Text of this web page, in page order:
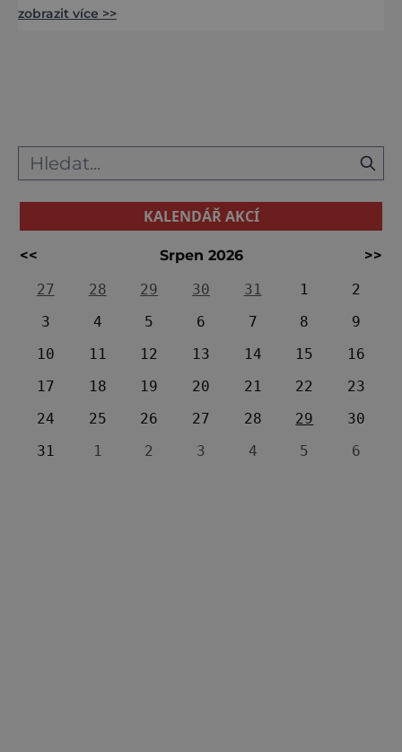
ke značnému poničení historických budov.
zobrazit více >>
KALENDÁŘ AKCÍ
<< Srpen 2026
>>
27
28 29 30 31 1
2
3
4 5 6 7 8
9
10
11 12 13 14 15
16
17
18 19 20 21 22
23
24
25 26 27 28 29
30
31
1 2 3 4 5 6